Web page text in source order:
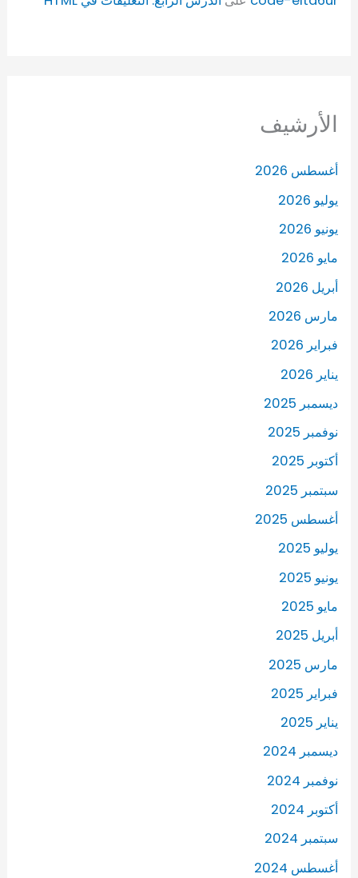
الأرشيف
أغسطس 2026
يوليو 2026
يونيو 2026
مايو 2026
أبريل 2026
مارس 2026
فبراير 2026
يناير 2026
ديسمبر 2025
نوفمبر 2025
أكتوبر 2025
سبتمبر 2025
أغسطس 2025
يوليو 2025
يونيو 2025
مايو 2025
أبريل 2025
مارس 2025
فبراير 2025
يناير 2025
ديسمبر 2024
نوفمبر 2024
أكتوبر 2024
سبتمبر 2024
أغسطس 2024